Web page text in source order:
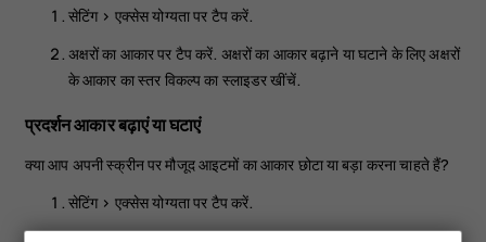
सेटिंग> एक्सेस योग्यतापर टैप करें.
अक्षरों का आकारपर टैप करें. अक्षरों का आकार बढ़ाने या घटाने के लिए अक्षरों
के आकार का स्तर विकल्प का स्लाइडर खींचें.
प्रदर्शन आकार बढ़ाएं या घटाएं
क्या आप अपनी स्क्रीन पर मौजूद आइटमों का आकार छोटा या बड़ा करना चाहते हैं?
सेटिंग> एक्सेस योग्यतापर टैप करें.